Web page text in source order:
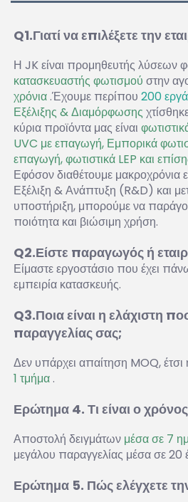
Q1.Γιατί να επιλέξετε την
κατασκευαστής φωτισμού στην
χρόνια .Έχουμε περίπου 200
Εξέλιξης & Διαμόρφωσης
κύρια προϊόντα μας είναι
UVC με επαγωγή, Εμπορικά
Εφόσον διαθέτουμε μακροχρόνια
Εξέλιξη & Ανάπτυξη (R&D) και
υποστήριξη, μπορούμε να
ποιότητα και βιώσιμη χρήση.
Q2.Είστε παραγωγός ή
Είμαστε εργοστάσιο που έχει
εμπειρία κατασκευής.
Q3.Ποια είναι η ελάχιστη
παραγγελίας σας;
Δεν υπάρχει απαίτηση MOQ, έτσι
1 τμήμα .
Ερώτημα 4. Τι είναι ο
Αποστολή δειγμάτων μέσα σε 7
μεγάλου παραγγελίας μέσα σε 20
Ερώτημα 5. Πώς ελέγχετε